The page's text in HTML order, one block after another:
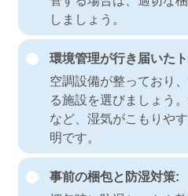
しましょう。
環境管理が行き届いた
空調設備が整っており
る施設を選びましょう
など、湿気がこもりや
明です。
事前の梱包と防湿対策: